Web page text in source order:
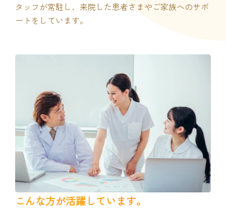
タッフが常駐し、来院した患者さまやご家族へのサポ
ートをしています。
こんな方が活躍しています。